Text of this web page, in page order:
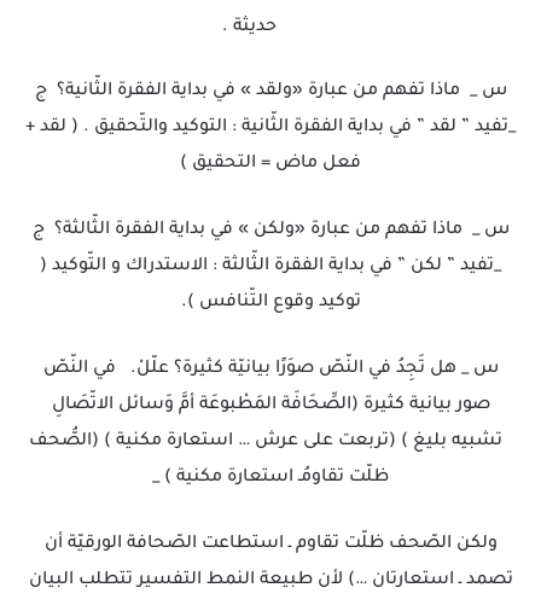
حديثة .
س _ ماذا تفهم من عبارة «ولقد » في بداية الفقرة الثّانية؟ ج
_تفيد ” لقد ” في بداية الفقرة الثّانية : التوكيد والتّحقيق . ( لقد +
فعل ماض = التحقيق )
س _ ماذا تفهم من عبارة «ولكن » في بداية الفقرة الثّالثة؟ ج
_تفيد ” لكن ” في بداية الفقرة الثّالثة : الاستدراك و التّوكيد (
توكيد وقوع التّنافس ).
س _ هل تَجِدُ في النّصّ صوَرًا بيانيّة كثيرة؟ علّلْ. في النّصّ
صور بيانية كثيرة (الصِّحَافَة المَطْبوعَة أمَّ وَسائل الاتّصَالِ
تشبيه بليغ ) (تربعت على عرش … استعارة مكنية ) (الصُّحف
ظلّت تقاومُـ استعارة مكنية ) _
ولكن الصّحف ظلّت تقاوم ـ استطاعت الصّحافة الورقيّة أن
تصمد ـ استعارتان …) لأن طبيعة النمط التفسير تتطلب البيان